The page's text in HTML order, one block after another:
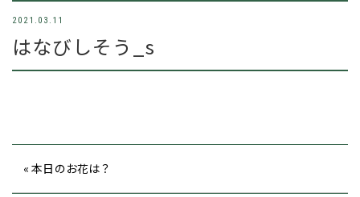
2021.03.11
はなびしそう_s
« 本日のお花は？